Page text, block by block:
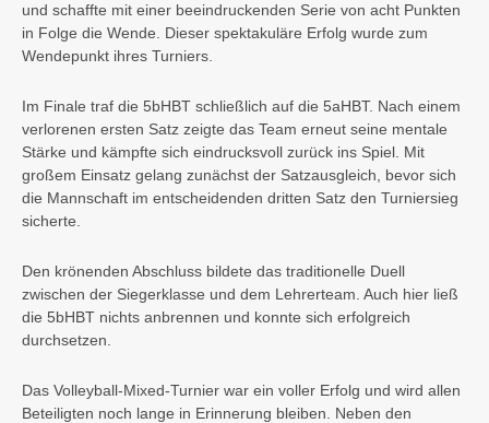
und schaffte mit einer beeindruckenden Serie von acht Punkten
in Folge die Wende. Dieser spektakuläre Erfolg wurde zum
Wendepunkt ihres Turniers.
Im Finale traf die 5bHBT schließlich auf die 5aHBT. Nach einem
verlorenen ersten Satz zeigte das Team erneut seine mentale
Stärke und kämpfte sich eindrucksvoll zurück ins Spiel. Mit
großem Einsatz gelang zunächst der Satzausgleich, bevor sich
die Mannschaft im entscheidenden dritten Satz den Turniersieg
sicherte.
Den krönenden Abschluss bildete das traditionelle Duell
zwischen der Siegerklasse und dem Lehrerteam. Auch hier ließ
die 5bHBT nichts anbrennen und konnte sich erfolgreich
durchsetzen.
Das Volleyball-Mixed-Turnier war ein voller Erfolg und wird allen
Beteiligten noch lange in Erinnerung bleiben. Neben den